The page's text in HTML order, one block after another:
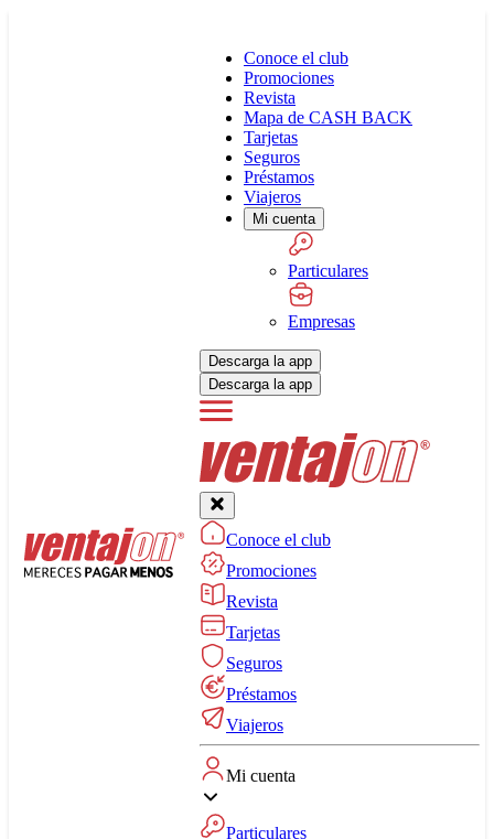
Conoce el club
Promociones
Revista
Mapa de CASH BACK
Tarjetas
Seguros
Préstamos
Viajeros
Mi cuenta
Particulares
Empresas
Descarga la app
Descarga la app
Conoce el club
Promociones
Revista
Tarjetas
Seguros
Préstamos
Viajeros
Mi cuenta
Particulares